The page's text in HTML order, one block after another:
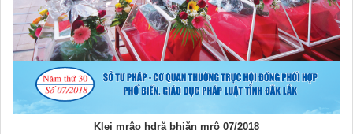
Klei mrâo hdră bhiăn mrô 07/2018